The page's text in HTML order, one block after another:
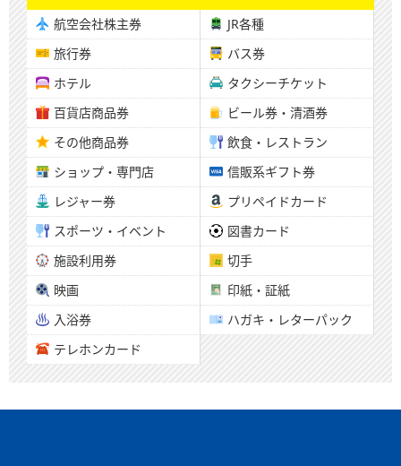
航空会社株主券
JR各種
旅行券
バス券
ホテル
タクシーチケット
百貨店商品券
ビール券・清酒券
その他商品券
飲食・レストラン
ショップ・専門店
信販系ギフト券
レジャー券
プリペイドカード
スポーツ・イベント
図書カード
施設利用券
切手
映画
印紙・証紙
入浴券
ハガキ・レターパック
テレホンカード